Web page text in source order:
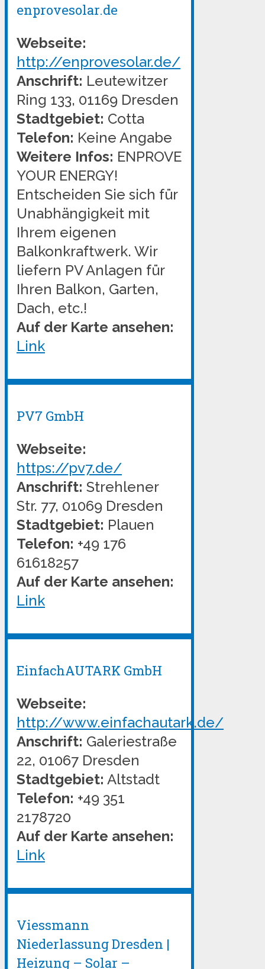
enprovesolar.de
Webseite:
http://enprovesolar.de/
Anschrift: Leutewitzer
Ring 133, 01169 Dresden
Stadtgebiet: Cotta
Telefon: Keine Angabe
Weitere Infos: ENPROVE
YOUR ENERGY!
Entscheiden Sie sich für
Unabhängigkeit mit
Ihrem eigenen
Balkonkraftwerk. Wir
liefern PV Anlagen für
Ihren Balkon, Garten,
Dach, etc.!
Auf der Karte ansehen:
Link
PV7 GmbH
Webseite:
https://pv7.de/
Anschrift: Strehlener
Str. 77, 01069 Dresden
Stadtgebiet: Plauen
Telefon: +49 176
61618257
Auf der Karte ansehen:
Link
EinfachAUTARK GmbH
Webseite:
http://www.einfachautark.de/
Anschrift: Galeriestraße
22, 01067 Dresden
Stadtgebiet: Altstadt
Telefon: +49 351
2178720
Auf der Karte ansehen:
Link
Viessmann
Niederlassung Dresden |
Heizung – Solar –